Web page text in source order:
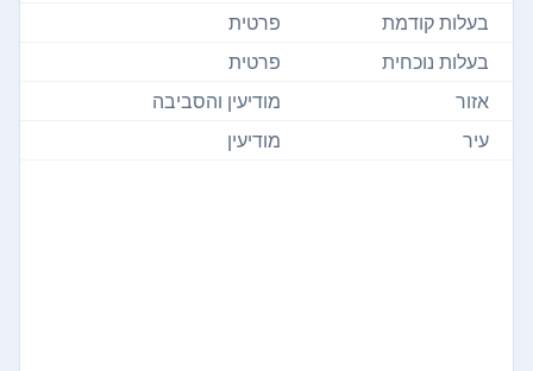
בעלות קודמת
פרטית
בעלות נוכחית
פרטית
אזור
מודיעין והסביבה
עיר
מודיעין